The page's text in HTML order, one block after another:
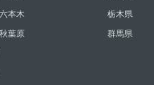
本木
葉原
栃木県
群馬県